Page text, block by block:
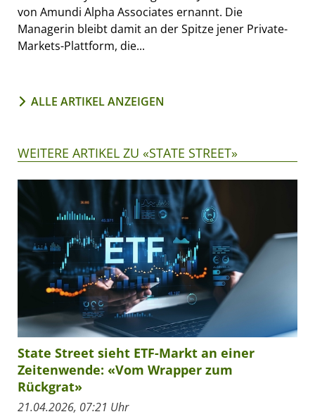
von Amundi Alpha Associates ernannt. Die
Managerin bleibt damit an der Spitze jener Private-
Markets-Plattform, die...
ALLE ARTIKEL ANZEIGEN
WEITERE ARTIKEL ZU «STATE STREET»
State Street sieht ETF-Markt an einer
Zeitenwende: «Vom Wrapper zum
Rückgrat»
21.04.2026, 07:21 Uhr